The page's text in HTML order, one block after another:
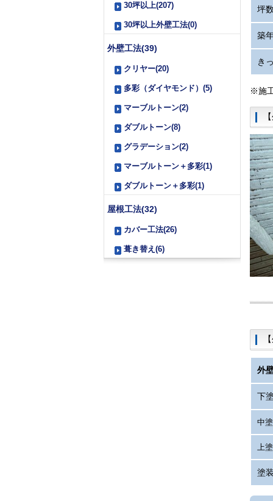
坪
築
き
※施
外
下
中
上
塗
30坪以上(207)
30坪以上外壁工法(0)
外壁工法(39)
クリヤー(20)
多彩（ダイヤモンド）(5)
マーブルトーン(2)
ダブルトーン(8)
グラデーション(2)
マーブルトーン＋多彩(1)
ダブルトーン＋多彩(1)
屋根工法(32)
カバー工法(26)
葺き替え(6)